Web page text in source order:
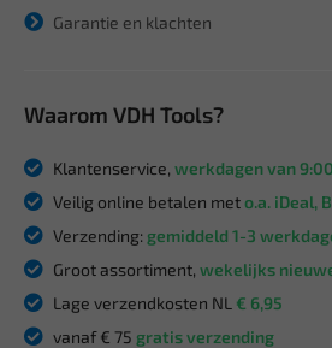
Garantie en klachten
Waarom VDH Tools?
Klantenservice, werkdagen van
Veilig online betalen meto.a. iDeal,
Verzending: gemiddeld 1-3
Groot assortiment, wekelijks
Lage verzendkosten NL € 6,95
vanaf € 75 gratis verzending